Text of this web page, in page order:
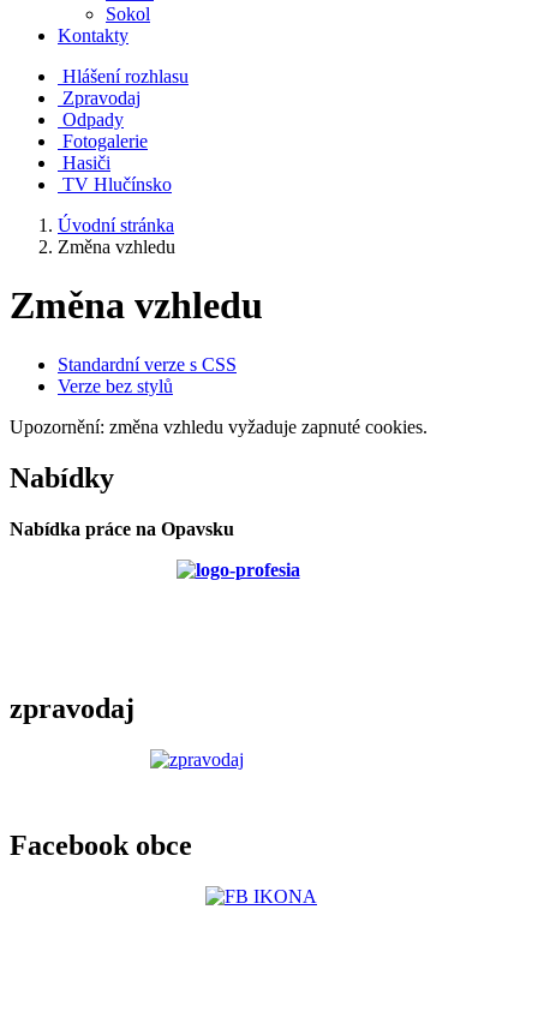
Sokol
Kontakty
Hlášení rozhlasu
Zpravodaj
Odpady
Fotogalerie
Hasiči
TV Hlučínsko
Úvodní stránka
Změna vzhledu
Změna vzhledu
Standardní verze s CSS
Verze bez stylů
Upozornění: změna vzhledu vyžaduje zapnuté cookies.
Nabídky
Nabídka práce na Opavsku
zpravodaj
Facebook obce